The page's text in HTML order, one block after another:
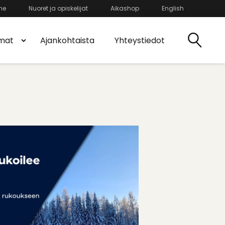
Nuoret ja opiskelijat Aikashop English
Ajankohtaista Yhteystiedot